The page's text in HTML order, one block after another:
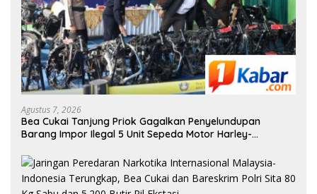
Agustus 7, 2026
Bea Cukai Tanjung Priok Gagalkan Penyelundupan
Barang Impor Ilegal 5 Unit Sepeda Motor Harley-
Tiongkok